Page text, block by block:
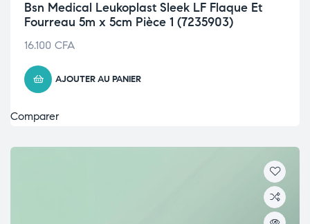
Bsn Medical Leukoplast Sleek LF Flaque Et
Fourreau 5m x 5cm Pièce 1 (7235903)
16.100 CFA
AJOUTER AU PANIER
Comparer